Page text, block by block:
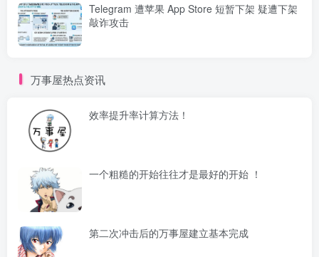
Telegram 遭苹果 App Store 短暂下架 疑遭下架
敲诈攻击
万事屋热点资讯
效率提升率计算方法！
一个粗糙的开始往往才是最好的开始 ！
第二次冲击后的万事屋建立基本完成